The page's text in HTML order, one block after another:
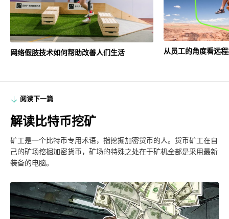
网络假肢技术如何帮助改善人们生活 从员工的角度看远
阅读下一篇
解读比特币挖矿
矿工是一个比特币专用术语，指挖掘加密货币的人。货币矿工在自
己的矿场挖掘加密货币，矿场的特殊之处在于矿机全部是采用最新
装备的电脑。